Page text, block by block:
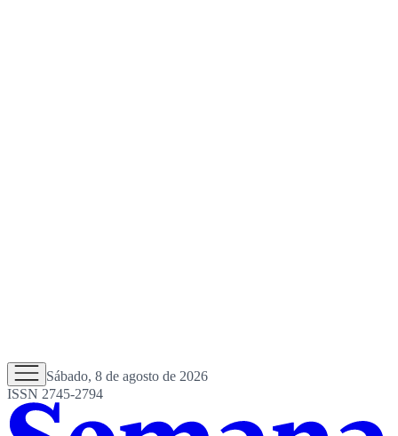
Sábado, 8 de agosto de 2026
ISSN 2745-2794